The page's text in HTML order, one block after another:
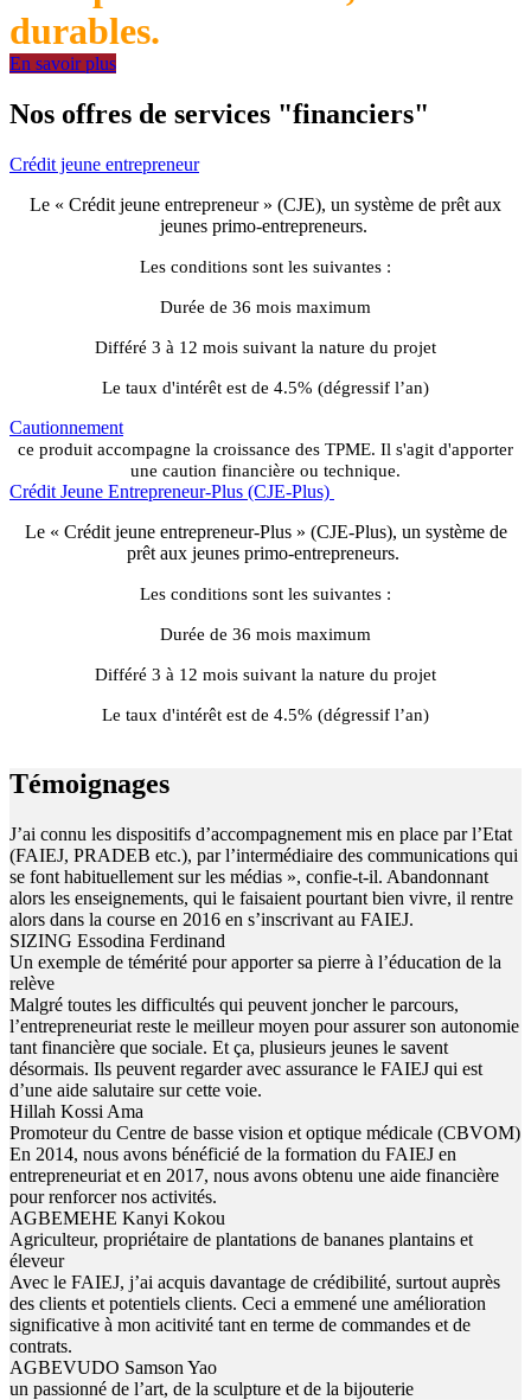
durables.
En savoir plus
Nos offres de services "financiers"
Crédit jeune entrepreneur
Le « Crédit jeune entrepreneur » (CJE), un système de prêt aux
jeunes primo-entrepreneurs.
Les conditions sont les suivantes :
Durée de 36 mois maximum
Différé 3 à 12 mois suivant la nature du projet
Le taux d'intérêt est de 4.5% (dégressif l’an)
Cautionnement
ce produit accompagne la croissance des TPME. Il s'agit d'apporter
une caution financière ou technique.
Crédit Jeune Entrepreneur-Plus (CJE-Plus)
Le « Crédit jeune entrepreneur-Plus » (CJE-Plus), un système de
prêt aux jeunes primo-entrepreneurs.
Les conditions sont les suivantes :
Durée de 36 mois maximum
Différé 3 à 12 mois suivant la nature du projet
Le taux d'intérêt est de 4.5% (dégressif l’an)
Témoignages
J’ai connu les dispositifs d’accompagnement mis en place par l’Etat
(FAIEJ, PRADEB etc.), par l’intermédiaire des communications qui
se font habituellement sur les médias », confie-t-il. Abandonnant
alors les enseignements, qui le faisaient pourtant bien vivre, il rentre
alors dans la course en 2016 en s’inscrivant au FAIEJ.
SIZING Essodina Ferdinand
Un exemple de témérité pour apporter sa pierre à l’éducation de la
relève
Malgré toutes les difficultés qui peuvent joncher le parcours,
l’entrepreneuriat reste le meilleur moyen pour assurer son autonomie
tant financière que sociale. Et ça, plusieurs jeunes le savent
désormais. Ils peuvent regarder avec assurance le FAIEJ qui est
d’une aide salutaire sur cette voie.
Hillah Kossi Ama
Promoteur du Centre de basse vision et optique médicale (CBVOM)
En 2014, nous avons bénéficié de la formation du FAIEJ en
entrepreneuriat et en 2017, nous avons obtenu une aide financière
pour renforcer nos activités.
AGBEMEHE Kanyi Kokou
Agriculteur, propriétaire de plantations de bananes plantains et
éleveur
Avec le FAIEJ, j’ai acquis davantage de crédibilité, surtout auprès
des clients et potentiels clients. Ceci a emmené une amélioration
significative à mon acitivité tant en terme de commandes et de
contrats.
AGBEVUDO Samson Yao
un passionné de l’art, de la sculpture et de la bijouterie